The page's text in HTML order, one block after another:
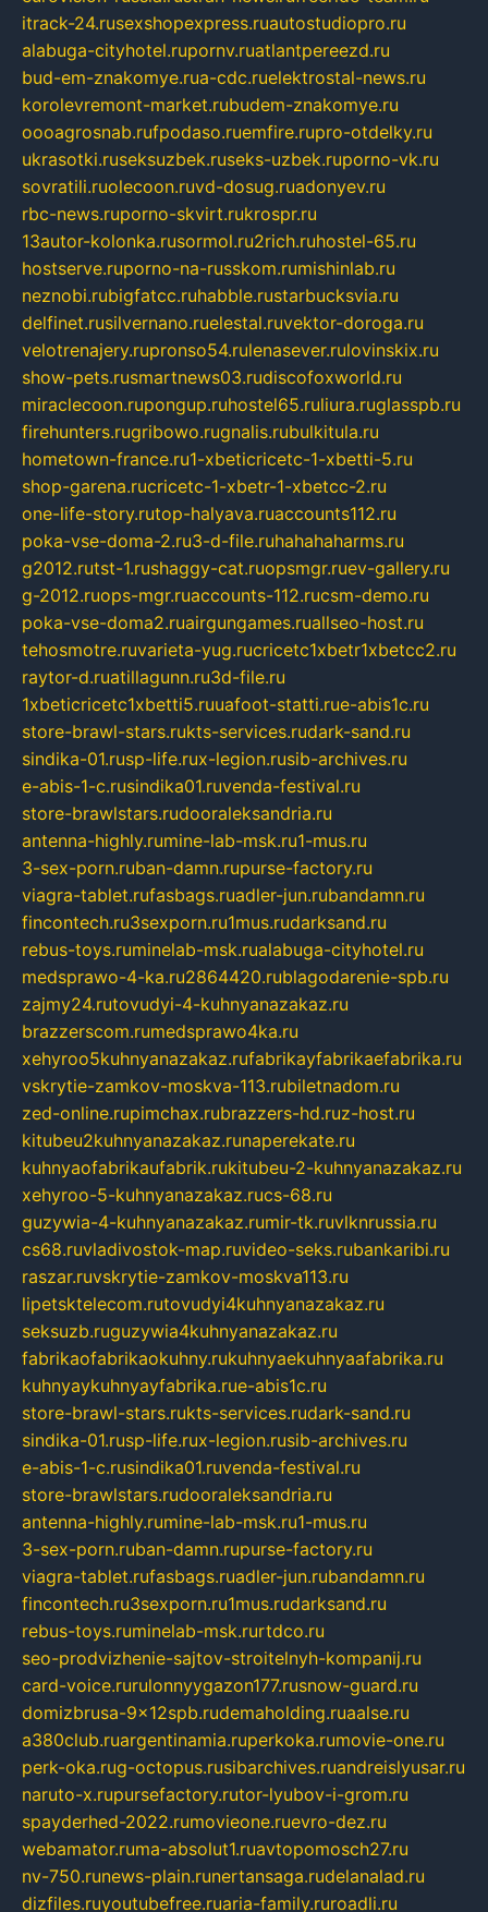
itrack-24.rusexshopexpress.ruautostudiopro.ru
alabuga-cityhotel.rupornv.ruatlantpereezd.ru
bud-em-znakomye.rua-cdc.ruelektrostal-news.ru
korolevremont-market.rubudem-znakomye.ru
oooagrosnab.rufpodaso.ruemfire.rupro-otdelky.ru
ukrasotki.ruseksuzbek.ruseks-uzbek.ruporno-vk.ru
sovratili.ruolecoon.ruvd-dosug.ruadonyev.ru
rbc-news.ruporno-skvirt.rukrospr.ru
13autor-kolonka.rusormol.ru2rich.ruhostel-65.ru
hostserve.ruporno-na-russkom.rumishinlab.ru
neznobi.rubigfatcc.ruhabble.rustarbucksvia.ru
delfinet.rusilvernano.ruelestal.ruvektor-doroga.ru
velotrenajery.rupronso54.rulenasever.rulovinskix.ru
show-pets.rusmartnews03.rudiscofoxworld.ru
miraclecoon.rupongup.ruhostel65.ruliura.ruglasspb.ru
firehunters.rugribowo.rugnalis.rubulkitula.ru
hometown-france.ru1-xbeticricetc-1-xbetti-5.ru
shop-garena.rucricetc-1-xbetr-1-xbetcc-2.ru
one-life-story.rutop-halyava.ruaccounts112.ru
poka-vse-doma-2.ru3-d-file.ruhahahaharms.ru
g2012.rutst-1.rushaggy-cat.ruopsmgr.ruev-gallery.ru
g-2012.ruops-mgr.ruaccounts-112.rucsm-demo.ru
poka-vse-doma2.ruairgungames.ruallseo-host.ru
tehosmotre.ruvarieta-yug.rucricetc1xbetr1xbetcc2.ru
raytor-d.ruatillagunn.ru3d-file.ru
1xbeticricetc1xbetti5.ruuafoot-statti.rue-abis1c.ru
store-brawl-stars.rukts-services.rudark-sand.ru
sindika-01.rusp-life.rux-legion.rusib-archives.ru
e-abis-1-c.rusindika01.ruvenda-festival.ru
store-brawlstars.rudooraleksandria.ru
antenna-highly.rumine-lab-msk.ru1-mus.ru
3-sex-porn.ruban-damn.rupurse-factory.ru
viagra-tablet.rufasbags.ruadler-jun.rubandamn.ru
fincontech.ru3sexporn.ru1mus.rudarksand.ru
rebus-toys.ruminelab-msk.rualabuga-cityhotel.ru
medsprawo-4-ka.ru2864420.rublagodarenie-spb.ru
zajmy24.rutovudyi-4-kuhnyanazakaz.ru
brazzerscom.rumedsprawo4ka.ru
xehyroo5kuhnyanazakaz.rufabrikayfabrikaefabrika.ru
vskrytie-zamkov-moskva-113.rubiletnadom.ru
zed-online.rupimchax.rubrazzers-hd.ruz-host.ru
kitubeu2kuhnyanazakaz.runaperekate.ru
kuhnyaofabrikaufabrik.rukitubeu-2-kuhnyanazakaz.ru
xehyroo-5-kuhnyanazakaz.rucs-68.ru
guzywia-4-kuhnyanazakaz.rumir-tk.ruvlknrussia.ru
cs68.ruvladivostok-map.ruvideo-seks.rubankaribi.ru
raszar.ruvskrytie-zamkov-moskva113.ru
lipetsktelecom.rutovudyi4kuhnyanazakaz.ru
seksuzb.ruguzywia4kuhnyanazakaz.ru
fabrikaofabrikaokuhny.rukuhnyaekuhnyaafabrika.ru
kuhnyaykuhnyayfabrika.rue-abis1c.ru
store-brawl-stars.rukts-services.rudark-sand.ru
sindika-01.rusp-life.rux-legion.rusib-archives.ru
e-abis-1-c.rusindika01.ruvenda-festival.ru
store-brawlstars.rudooraleksandria.ru
antenna-highly.rumine-lab-msk.ru1-mus.ru
3-sex-porn.ruban-damn.rupurse-factory.ru
viagra-tablet.rufasbags.ruadler-jun.rubandamn.ru
fincontech.ru3sexporn.ru1mus.rudarksand.ru
rebus-toys.ruminelab-msk.rurtdco.ru
seo-prodvizhenie-sajtov-stroitelnyh-kompanij.ru
card-voice.rurulonnyygazon177.rusnow-guard.ru
domizbrusa-9x12spb.rudemaholding.ruaalse.ru
a380club.ruargentinamia.ruperkoka.rumovie-one.ru
perk-oka.rug-octopus.rusibarchives.ruandreislyusar.ru
naruto-x.rupursefactory.rutor-lyubov-i-grom.ru
spayderhed-2022.rumovieone.ruevro-dez.ru
webamator.ruma-absolut1.ruavtopomosch27.ru
nv-750.runews-plain.runertansaga.rudelanalad.ru
dizfiles.ruyoutubefree.ruaria-family.ruroadli.ru